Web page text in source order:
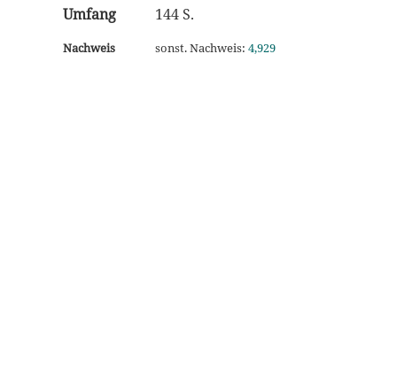
Umfang
144 S.
Nachweis sonst. Nachweis: 4,929